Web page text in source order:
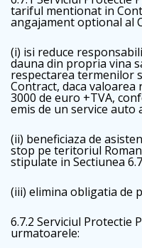
tariful mentionat in
angajament optional al
(i) isi reduce
dauna din propria vina
respectarea termenilor
Contract, daca valoarea
3000 de euro +TVA,
emis de un service auto
(ii) beneficiaza de
stop pe teritoriul
stipulate in Sectiunea
(iii) elimina obligatia de
6.7.2 Serviciul Protectie
urmatoarele: